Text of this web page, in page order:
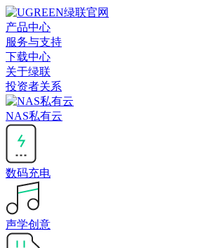
产品中心
服务与支持
下载中心
关于绿联
投资者关系
NAS私有云
数码充电
声学创意